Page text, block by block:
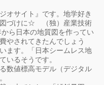
オサイト』です。地学好き
図づけに☆ （独）産業技術
ら日本の地質図を作ってい
やされてきたんでしょう
ます。「日本シームレス地
いるそうです。
数値標高モデル（デジタル